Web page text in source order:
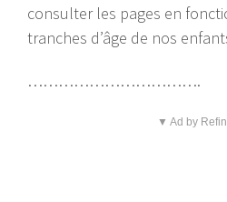
consulter les pages en
tranches d’âge de nos
…………………………….
▼ Ad by